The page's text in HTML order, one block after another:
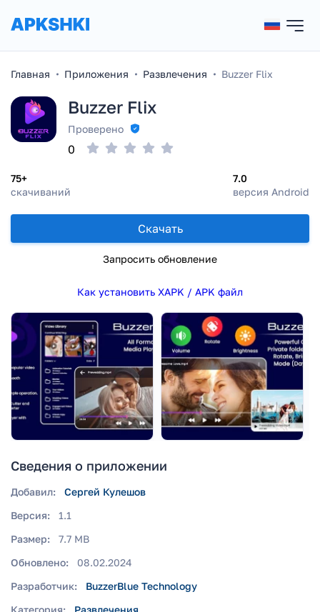
Главная Приложения Развлечения Buzzer Flix
Buzzer Flix
Проверено
75+
скачиваний
7.0
версия Android
0
Скачать
Запросить обновление
Как установить XAPK / APK файл
Сведения о приложении
Добавил:
Сергей Кулешов
Версия:
1.1
Размер:
7.7 MB
Обновлено:
08.02.2024
Разработчик:
BuzzerBlue Technology
Категория:
Развлечения